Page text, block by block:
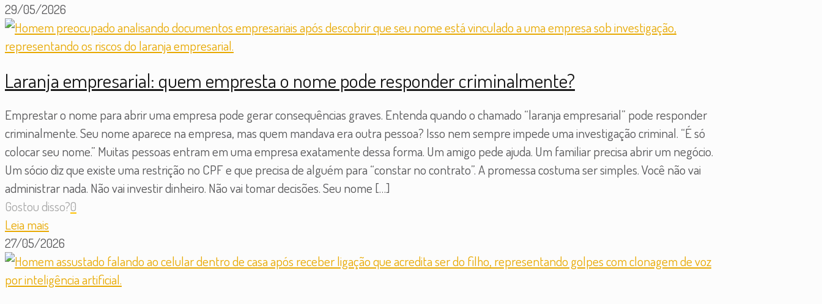
29/05/2026
Laranja empresarial: quem empresta o nome pode responder criminalmente?
Emprestar o nome para abrir uma empresa pode gerar consequências graves. Entenda quando o chamado “laranja empresarial” pode responder
criminalmente. Seu nome aparece na empresa, mas quem mandava era outra pessoa? Isso nem sempre impede uma investigação criminal. “É só
colocar seu nome.” Muitas pessoas entram em uma empresa exatamente dessa forma. Um amigo pede ajuda. Um familiar precisa abrir um negócio.
Um sócio diz que existe uma restrição no CPF e que precisa de alguém para “constar no contrato”. A promessa costuma ser simples. Você não vai
administrar nada. Não vai investir dinheiro. Não vai tomar decisões. Seu nome […]
Gostou disso?0
Leia mais
27/05/2026